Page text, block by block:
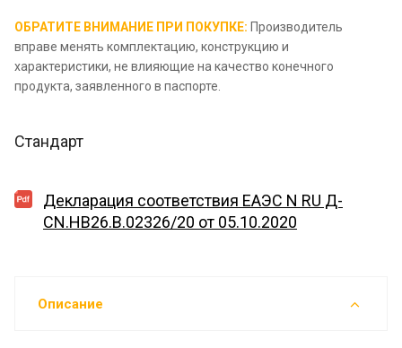
ОБРАТИТЕ ВНИМАНИЕ ПРИ ПОКУПКЕ: Производитель
вправе менять комплектацию, конструкцию и
характеристики, не влияющие на качество конечного
продукта, заявленного в паспорте.
Стандарт
Декларация соответствия EAЭС N RU Д-
CN.HB26.B.02326/20 от 05.10.2020
Описание